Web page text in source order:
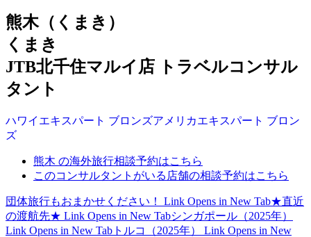
熊木（くまき）
くまき
JTB北千住マルイ店 トラベルコンサル
タント
ハワイ エキスパート ブロンズアメリカエキスパート ブロン
ズ
熊木 の海外旅行相談予約はこちら
このコンサルタントがいる店舗の相談予約はこちら
団体旅行もおまかせください！ Link Opens in New Tab★直近
の渡航先★ Link Opens in New Tabシンガポール（2025年）
Link Opens in New Tab トルコ（2025年）
Link Opens in New